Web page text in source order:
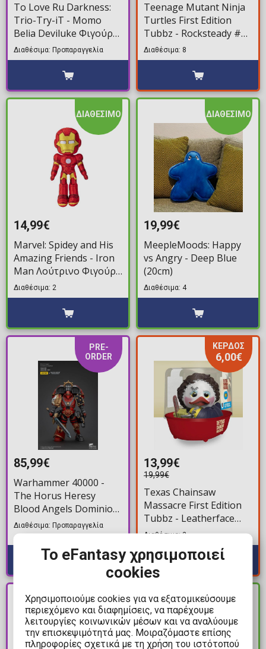
To Love Ru Darkness:
Trio-Try-iT - Momo
Belia Deviluke Φιγούρα
Αγαλματίδιο (18cm)
Διαθέσιμα: Προπαραγγελία
Teenage Mutant Ninja
Turtles First Edition
Tubbz - Rocksteady #8
Φιγούρα Παπάκι
Μπάνιου (10cm)
Διαθέσιμα: 8
ΔΙΑΘΕΣΙΜΟ
14,99€
Marvel: Spidey and His
Amazing Friends - Iron
Man Λούτρινο Φιγούρα
(20cm)
Διαθέσιμα: 2
ΔΙΑΘΕΣΙΜΟ
19,99€
MeepleMoods: Happy
vs Angry - Deep Blue
(20cm)
Διαθέσιμα: 4
PRE-
ORDER
85,99€
Warhammer 40000 -
The Horus Heresy
Blood Angels Dominion
Zephon Φιγούρα
Δράσης (20cm)
Διαθέσιμα: Προπαραγγελία
ΚΕΡΔΟΣ
6,00€
13,99€
19,99€
Texas Chainsaw
Massacre First Edition
Tubbz - Leatherface
Pretty Woman #6
Μπάνιου (10cm)
Διαθέσιμα: 2
PRE-
ORDER
ΔΙΑΘΕΣΙΜΟ
Το eFantasy χρησιμοποιεί
cookies
Χρησιμοποιούμε cookies για να εξατομικεύσουμε
περιεχόμενο και διαφημίσεις, να παρέχουμε
λειτουργίες κοινωνικών μέσων και να αναλύουμε
την επισκεψιμότητά μας. Μοιραζόμαστε επίσης
πληροφορίες σχετικά με τη χρήση του ιστότοπού